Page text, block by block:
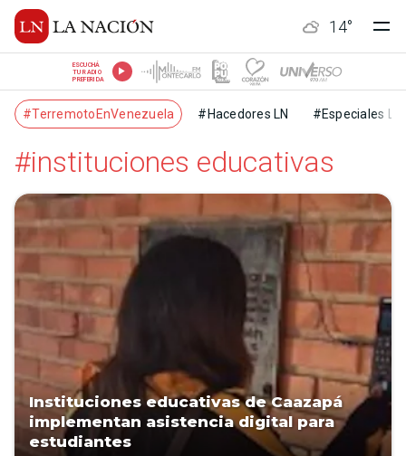
14°
ESCUCHÁ
TU RADIO
PREFERIDA
#TerremotoEnVenezuela #Hacedores LN #Especiales LN
#instituciones educativas
Instituciones educativas de Caazapá
implementan asistencia digital para
estudiantes